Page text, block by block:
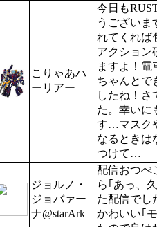
こりゃあハ
ーリアー
今日も
うござい
れてくれば
アクション
ますよ！電
ちゃんとで
したね！さ
た。幸いに
す…マスク
なるときは
つけて…
ジョルノ・
ジョバァー
ナ@starArk
配信おつぺ
ら｢あっ、
た配信でし
かわいい｢